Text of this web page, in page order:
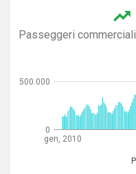
trending_up
Passeggeri
gen, 2010
0
500.000